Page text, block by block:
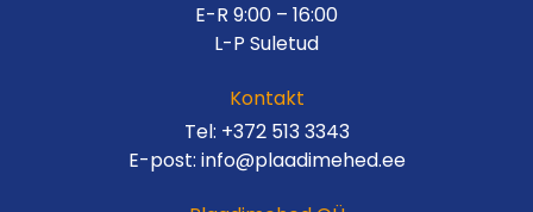
E-R 9:00 – 16:00
L-P Suletud
Kontakt
Tel: +372 513 3343
E-post: info@plaadimehed.ee